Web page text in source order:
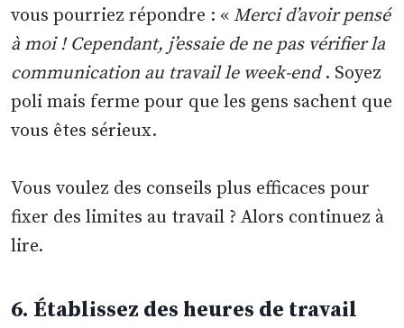
vous pourriez répondre : « Merci d’avoir pensé
à moi ! Cependant, j’essaie de ne pas vérifier la
communication au travail le week-end. Soyez
poli mais ferme pour que les gens sachent que
vous êtes sérieux.
Vous voulez des conseils plus efficaces pour
fixer des limites au travail ? Alors continuez à
lire.
6. Établissez des heures de travail